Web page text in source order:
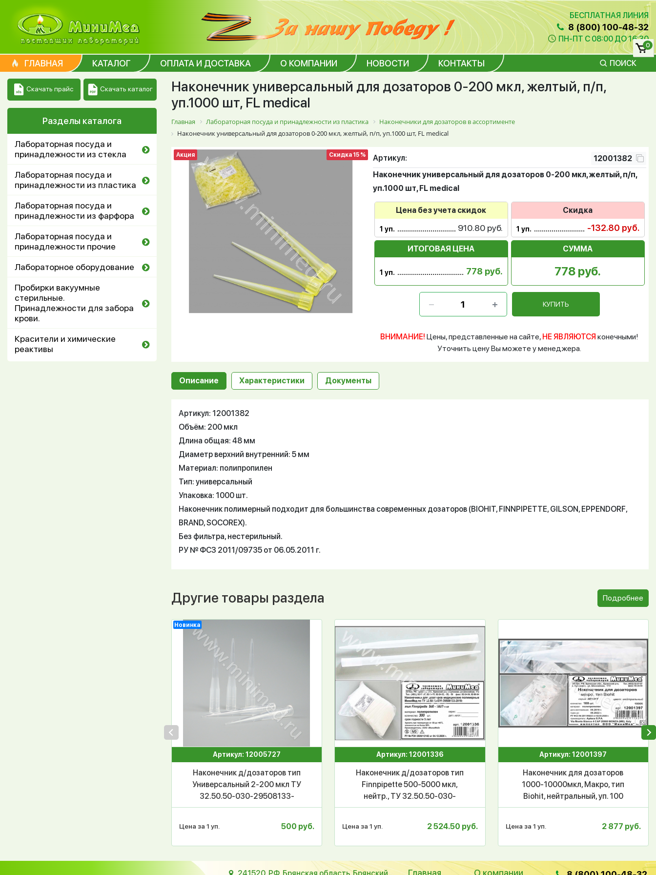
БЕСПЛАТНАЯ ЛИНИЯ
8 (800) 100-48-32
ПН-ПТ С 08:00 ДО 16:30
ГЛАВНАЯ КАТАЛОГ ОПЛАТА И ДОСТАВКА О КОМПАНИИ НОВОСТИ КОНТАКТЫ ПОИСК
0
Скачать прайс Скачать каталог
Разделы каталога
Лабораторная посуда и
принадлежности из стекла
Лабораторная посуда и
принадлежности из пластика
Лабораторная посуда и
принадлежности из фарфора
Лабораторная посуда и
принадлежности прочие
Лабораторное оборудование
Пробирки вакуумные
стерильные.
Принадлежности для забора
крови.
Красители и химические
реактивы
Наконечник универсальный для дозаторов 0-200 мкл, желтый, п/п,
уп.1000 шт, FL medical
Главная Лабораторная посуда и принадлежности из пластика
Наконечники для дозаторов в ассортименте
Наконечник универсальный для дозаторов 0-200 мкл, желтый, п/п, уп.1000 шт, FL medical
Акция Скидка 15 % Артикул:
12001382
Наконечник универсальный для дозаторов 0-200 мкл, желтый, п/п,
уп.1000 шт, FL medical
Цена без учета скидок
1 уп. 910.80 руб.
Скидка
1 уп. -132.80 руб.
ИТОГОВАЯ ЦЕНА
1 уп. 778 руб.
СУММА
778 руб.
КУПИТЬ
ВНИМАНИЕ! Цены, представленные на сайте, НЕ ЯВЛЯЮТСЯ конечными!
Уточнить цену Вы можете у менеджера.
Описание Характеристики Документы
Артикул: 12001382
Объём: 200 мкл
Длина общая: 48 мм
Диаметр верхний внутренний: 5 мм
Материал: полипропилен
Тип: универсальный
Упаковка: 1000 шт.
Наконечник полимерный подходит для большинства современных дозаторов (BIOHIT, FINNPIPETTE, GILSON, EPPENDORF,
BRAND, SOCOREX).
Без фильтра, нестерильный.
РУ № ФСЗ 2011/09735 от 06.05.2011 г.
Другие товары раздела Подробнее
Новинка
Артикул: 12005727
Наконечник д/дозаторов тип
Универсальный 2-200 мкл ТУ
32.50.50-030-29508133-
2019, п/п, МиниМед, уп.1000
Цена за 1 уп. 500 руб.
Артикул: 12001336
Наконечник д/дозаторов тип
Finnpipette 500-5000 мкл,
нейтр., ТУ 32.50.50-030-
29508133-2019, МиниМед,
Цена за 1 уп. 2 524.50 руб.
Артикул: 12001397
Наконечник для дозаторов
1000-10000мкл, Макро, тип
Biohit, нейтральный, уп. 100
шт., Aptaca
Цена за 1 уп. 2 877 руб.